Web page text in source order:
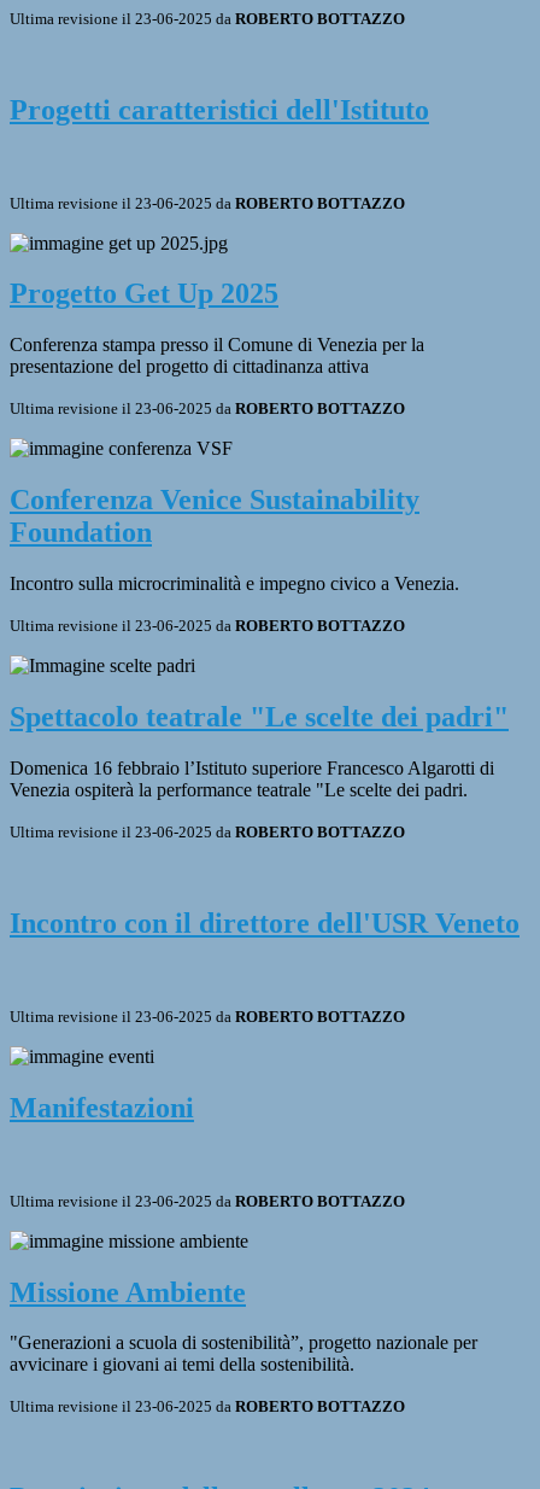
Ultima revisione il 23-06-2025 da ROBERTO BOTTAZZO
Progetti caratteristici dell'Istituto
Ultima revisione il 23-06-2025 da ROBERTO BOTTAZZO
Progetto Get Up 2025
Conferenza stampa presso il Comune di Venezia per la
presentazione del progetto di cittadinanza attiva
Ultima revisione il 23-06-2025 da ROBERTO BOTTAZZO
Conferenza Venice Sustainability
Foundation
Incontro sulla microcriminalità e impegno civico a Venezia.
Ultima revisione il 23-06-2025 da ROBERTO BOTTAZZO
Spettacolo teatrale "Le scelte dei padri"
Domenica 16 febbraio l’Istituto superiore Francesco Algarotti di
Venezia ospiterà la performance teatrale "Le scelte dei padri.
Ultima revisione il 23-06-2025 da ROBERTO BOTTAZZO
Incontro con il direttore dell'USR Veneto
Ultima revisione il 23-06-2025 da ROBERTO BOTTAZZO
Manifestazioni
Ultima revisione il 23-06-2025 da ROBERTO BOTTAZZO
Missione Ambiente
"Generazioni a scuola di sostenibilità”, progetto nazionale per
avvicinare i giovani ai temi della sostenibilità.
Ultima revisione il 23-06-2025 da ROBERTO BOTTAZZO